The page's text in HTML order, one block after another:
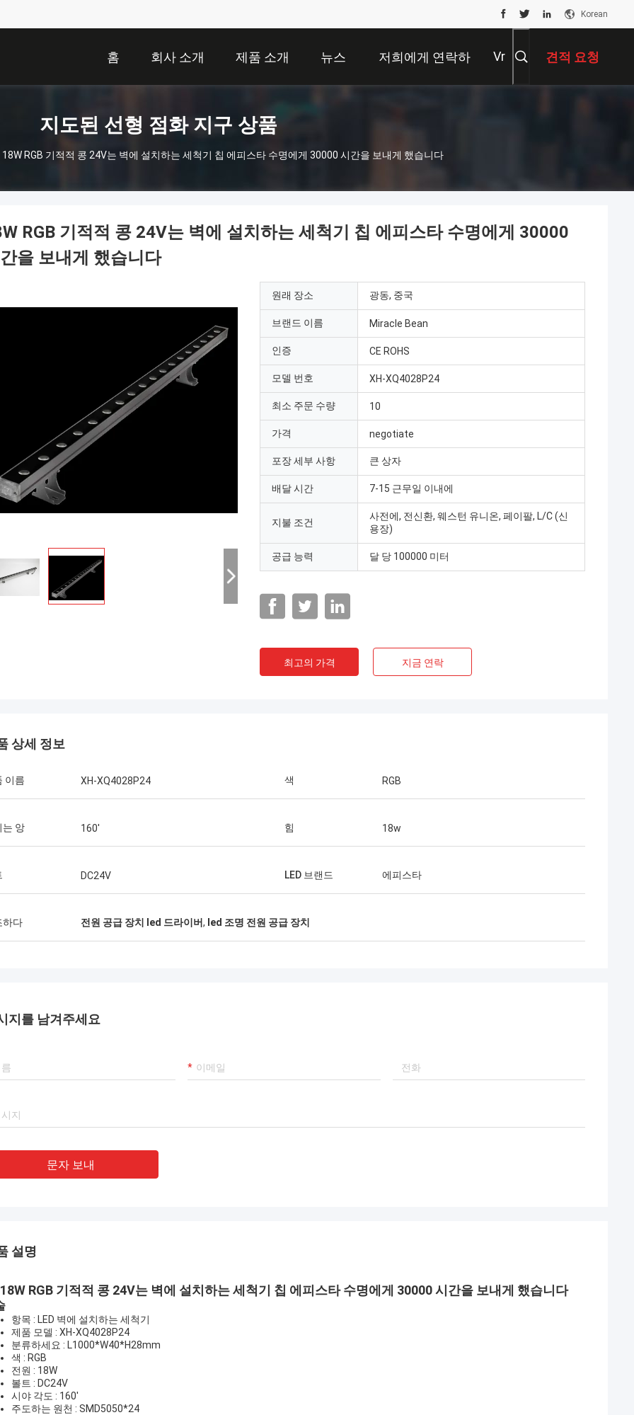
Korean
홈 회사 소개 제품 소개 뉴스 저희에게 연락하 Vr 견적 요청
지도된 선형 점화 지구 상품
18W RGB 기적적 콩 24V는 벽에 설치하는 세척기 칩 에피스타 수명에게 30000 시간을 보내게 했습니다
한 쌍의 비슷한 사각 헤드 부츠를 구입하기
전에 윈터앱에아란스는 매우 높습니다, 그것
입하기 때문에 부츠가 그러한 스타일, 이 wi
를 단계적으로 시행할 것입니다...
면.
RGB 기적적 콩 24V는 벽에 설치하는 세척기 칩 에피스타 수명에게 30000
을 보내게 했습니다
원래 장소 광동, 중국
브랜드 이름 Miracle Bean
인증 CE ROHS
모델 번호 XH-XQ4028P24
최소 주문 수량 10
가격 negotiate
포장 세부 사항 큰 상자
배달 시간 7-15 근무일 이내에
지불 조건
사전에, 전신환, 웨스턴 유니온, 페이팔, L/C (신
용장)
공급 능력 달 당 100000 미터
최고의 가격 지금 연락
상세 정보
이름 XH-XQ4028P24 색 RGB
는 앙 160' 힘 18w
DC24V LED 브랜드 에피스타
하다 전원 공급 장치 led 드라이버, led 조명 전원 공급 장치
지를 남겨주세요
문자 보내
설명
18W RGB 기적적 콩 24V는 벽에 설치하는 세척기 칩 에피스타 수명에게 30000 시간을 보내게 했습니다
항목 : LED 벽에 설치하는 세척기
제품 모델 : XH-XQ4028P24
분류하세요 : L1000*W40*H28mm
색 : RGB
전원 : 18W
볼트 : DC24V
시야 각도 : 160'
주도하는 원천 : SMD5050*24